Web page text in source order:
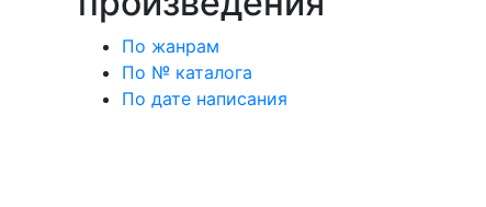
По жанрам
По № каталога
По дате написания